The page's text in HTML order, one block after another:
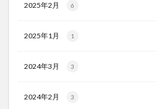
2025年2月 6
2025年1月 1
2024年3月 3
2024年2月 3